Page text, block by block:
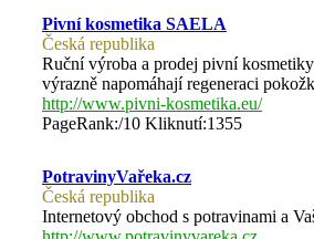
Pivní kosmetika SAELA
Česká republika
Ruční výroba a prodej pivní
výrazně napomáhají regeneraci
http://www.pivni-kosmetika.eu/
PageRank:/10 Kliknutí:1355
PotravinyVařeka.cz
Česká republika
Internetový obchod s potravinami a